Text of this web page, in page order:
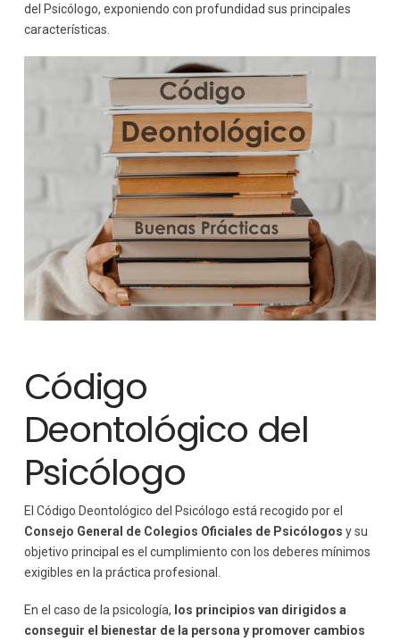
del Psicólogo, exponiendo con profundidad sus principales
características.
Código
Deontológico del
Psicólogo
El Código Deontológico del Psicólogo está recogido por el
Consejo General de Colegios Oficiales de Psicólogos y su
objetivo principal es el cumplimiento con los deberes mínimos
exigibles en la práctica profesional.
En el caso de la psicología, los principios van dirigidos a
conseguir el bienestar de la persona y promover cambios